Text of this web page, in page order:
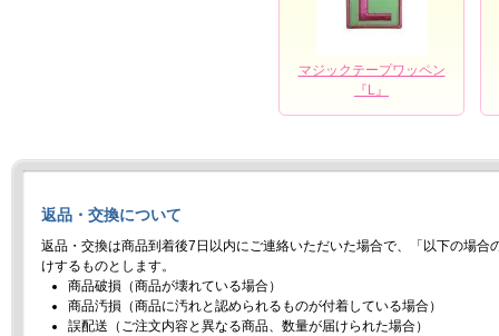
マジックテープワッペン
『L』
返品・交換について
返品・交換は商品到着後7日以内にご連絡いただいた場合で、「以下の場合
けするものとします。
商品破損（商品が壊れている場合）
商品汚損（商品に汚れと認められるものが付着している場合）
誤配送（ご注文内容と異なる商品、数量が届けられた場合）